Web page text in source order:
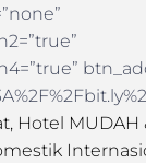
Hotel MUDAH